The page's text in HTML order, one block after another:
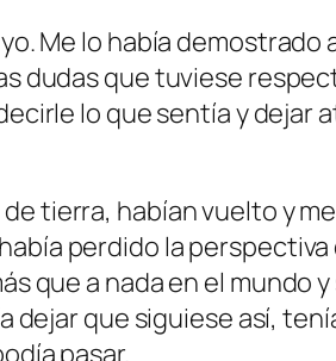
Me lo había demostrado
dudas que tuviese
lo que sentía y dejar
tierra, habían vuelto y
perdido la perspectiva
que a nada en el mundo y
dejar que siguiese así,